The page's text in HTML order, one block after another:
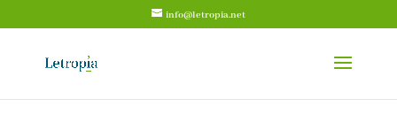
info@letropia.net